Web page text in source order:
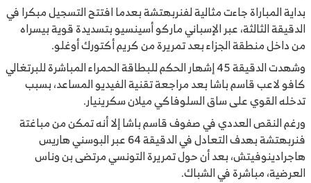
بداية المباراة جاءت مثالية لفنربهتشة بعدما افتتح التسجيل مبكرا في
الدقيقة الثالثة، عبر الإسباني ماركو أسينسيو بتسديدة قوية بيسراه
من داخل منطقة الجزاء بعد تمريرة من كريم أكتورك أوغلو.
وشهدت الدقيقة 45 إشهار الحكم للبطاقة الحمراء المباشرة للبرتغالي
كافو لاعب قاسم باشا بعد مراجعة تقنية الفيديو المساعد، بسبب
تدخله القوي على ساق السلوفاكي ميلان سكرينيار.
ورغم النقص العددي في صفوف قاسم باشا إلا أنه تمكن من مباغتة
فنربهتشة بهدف التعادل في الدقيقة 64 عبر البوسني هاريس
هاجرادينوفيتش، بعد أن حول تمريرة التونسي مرتضى بن وناس
العرضية، مباشرة في الشباك.